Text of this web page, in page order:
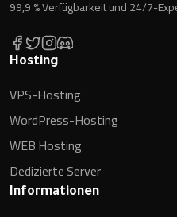
99,9 % Verfügbarkeit und 24/7-
Hosting
VPS-Hosting
WordPress-Hosting
WEB Hosting
Dedizierte Server
Informationen